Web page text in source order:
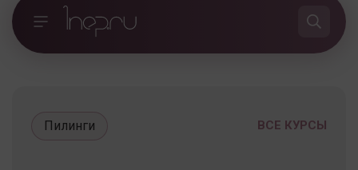
ВСЕ КУРСЫ
Пилинги